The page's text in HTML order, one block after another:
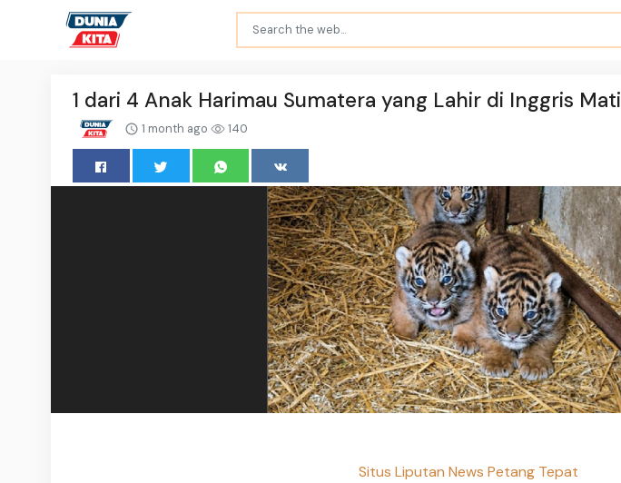
1 dari 4 Anak Harimau Sumatera yang Lahir di Inggris Mati
1 month ago 140
Situs Liputan News Petang Tepat